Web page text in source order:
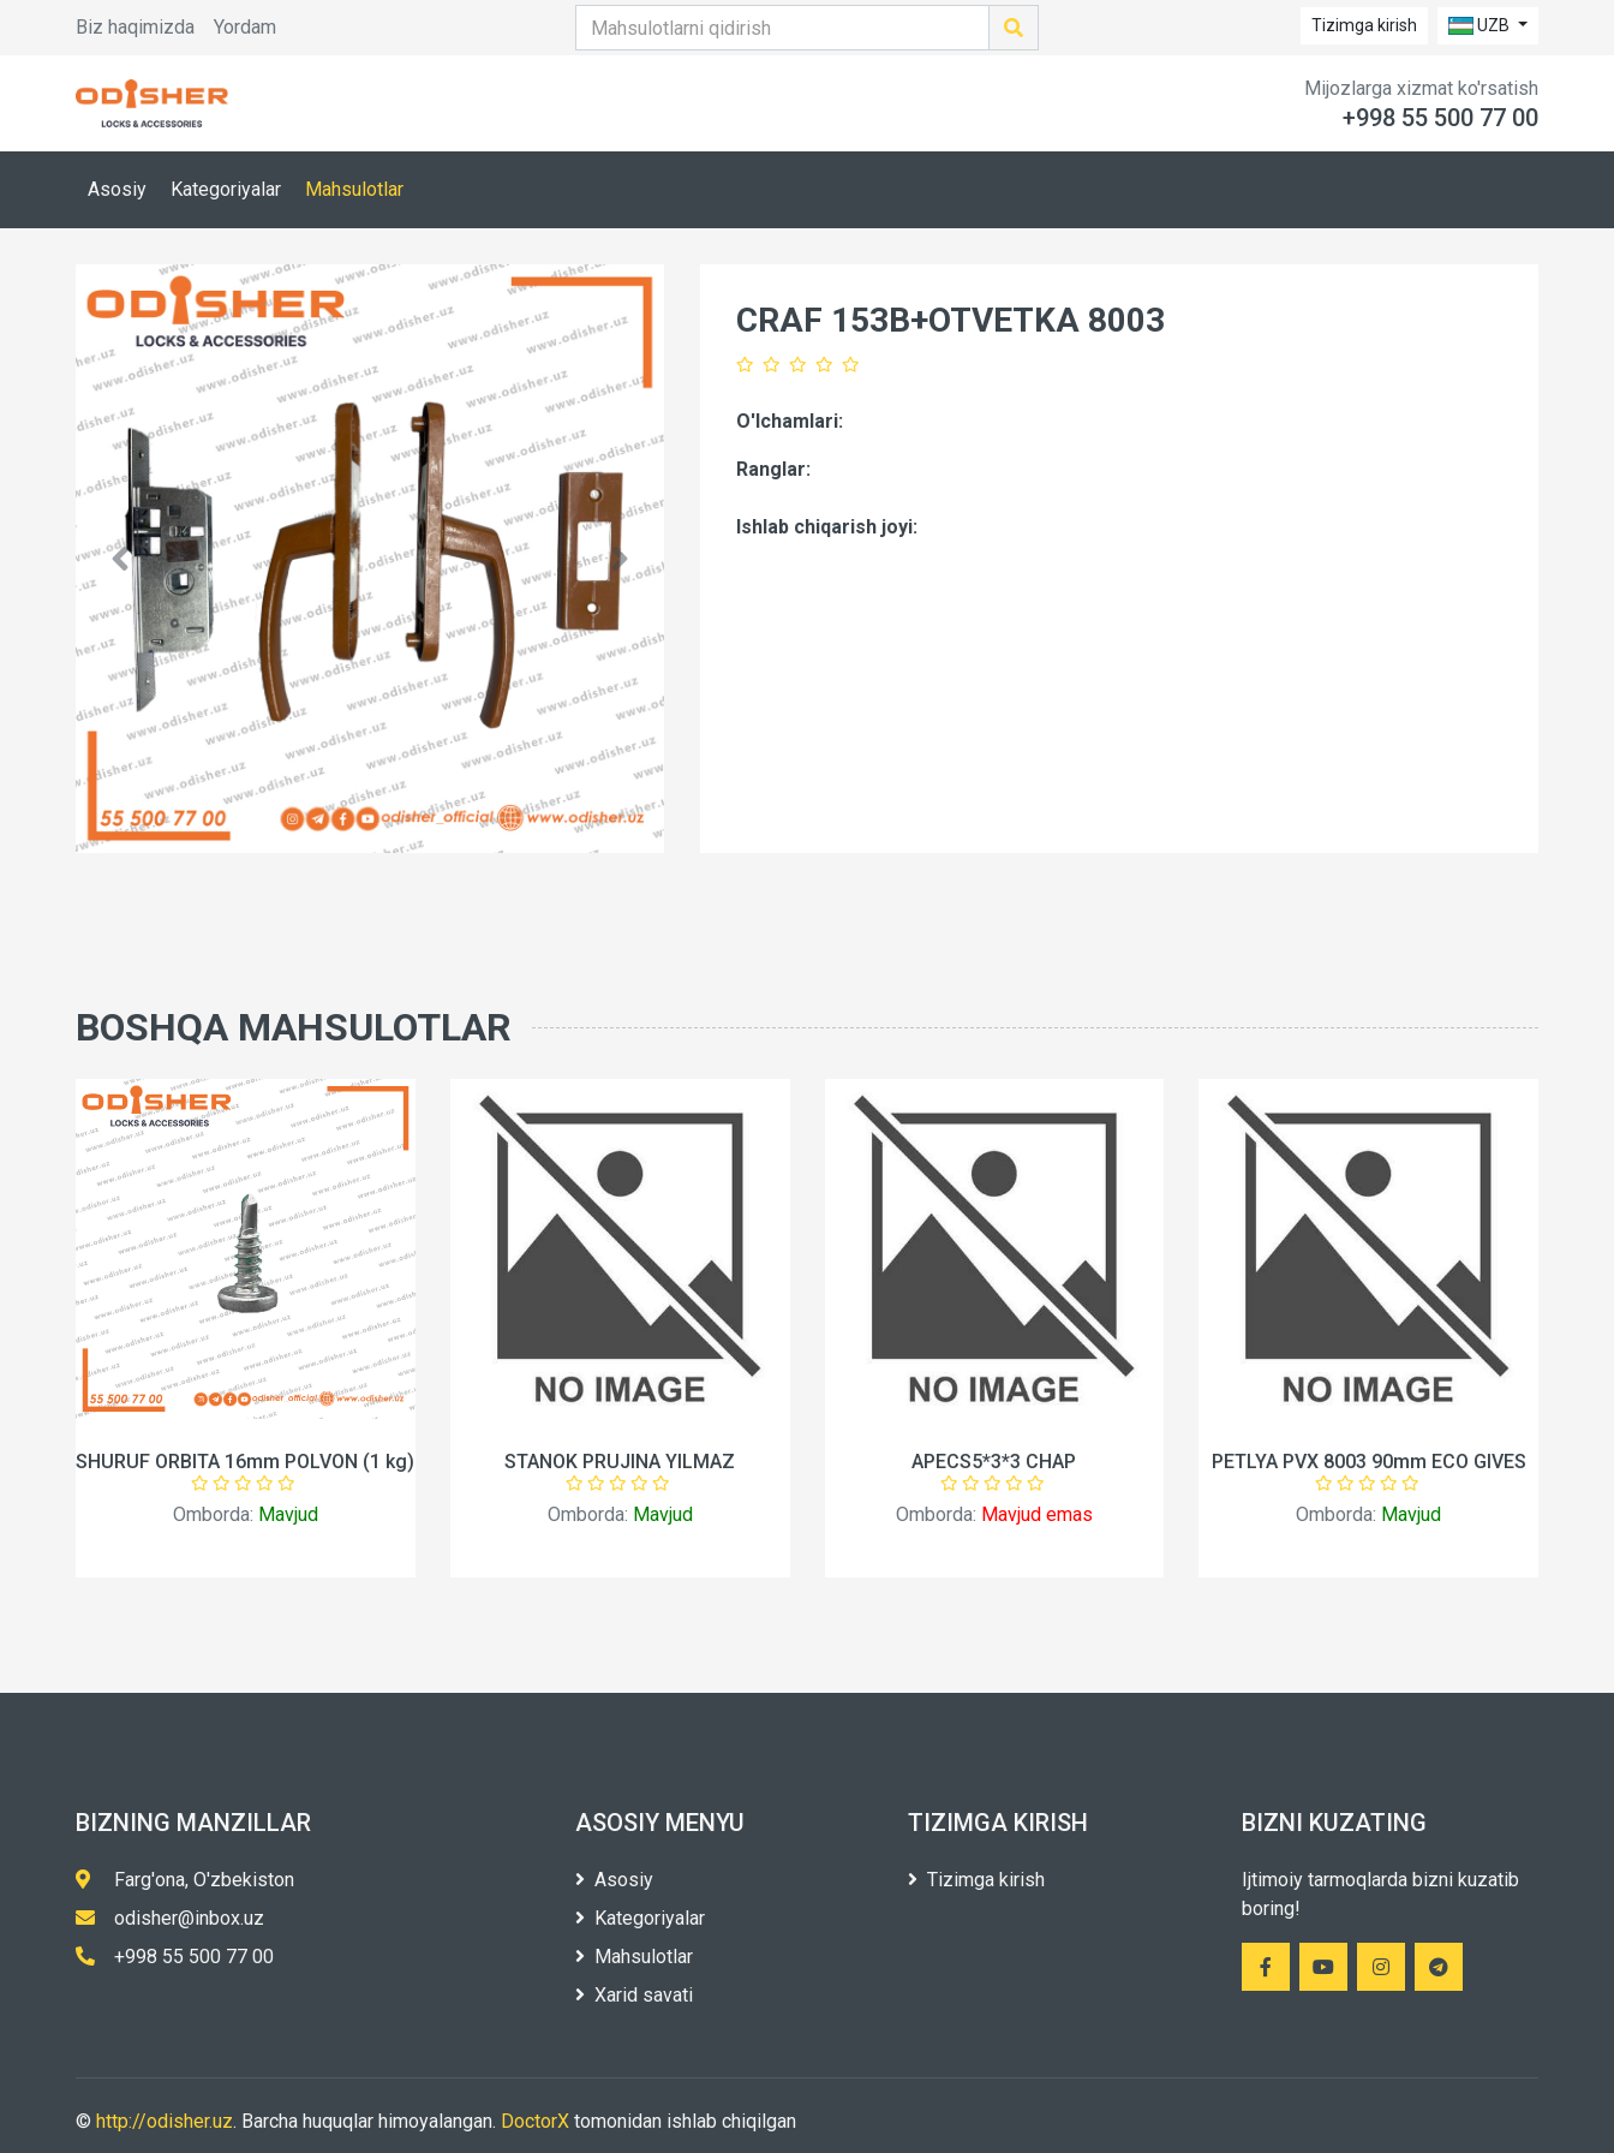
Biz haqimizda Yordam Tizimga kirish UZB
Mijozlarga xizmat ko'rsatish
+998 55 500 77 00
Asosiy Kategoriyalar Mahsulotlar
CRAF 153B+OTVETKA 8003
O'lchamlari:
Ranglar:
Ishlab chiqarish joyi:
BOSHQA MAHSULOTLAR
SHURUF ORBITA 16mm POLVON (1 kg)
Omborda: Mavjud
STANOK PRUJINA YILMAZ
Omborda: Mavjud
APECS5*3*3 CHAP
Omborda: Mavjud emas
PETLYA PVX 8003 90mm ECO GIVES
Omborda: Mavjud
BIZNING MANZILLAR
Farg'ona, O'zbekiston
odisher@inbox.uz
+998 55 500 77 00
ASOSIY MENYU
Asosiy
Kategoriyalar
Mahsulotlar
Xarid savati
TIZIMGA KIRISH
Tizimga kirish
BIZNI KUZATING
Ijtimoiy tarmoqlarda bizni kuzatib
boring!
© http://odisher.uz. Barcha huquqlar himoyalangan. DoctorX tomonidan ishlab chiqilgan